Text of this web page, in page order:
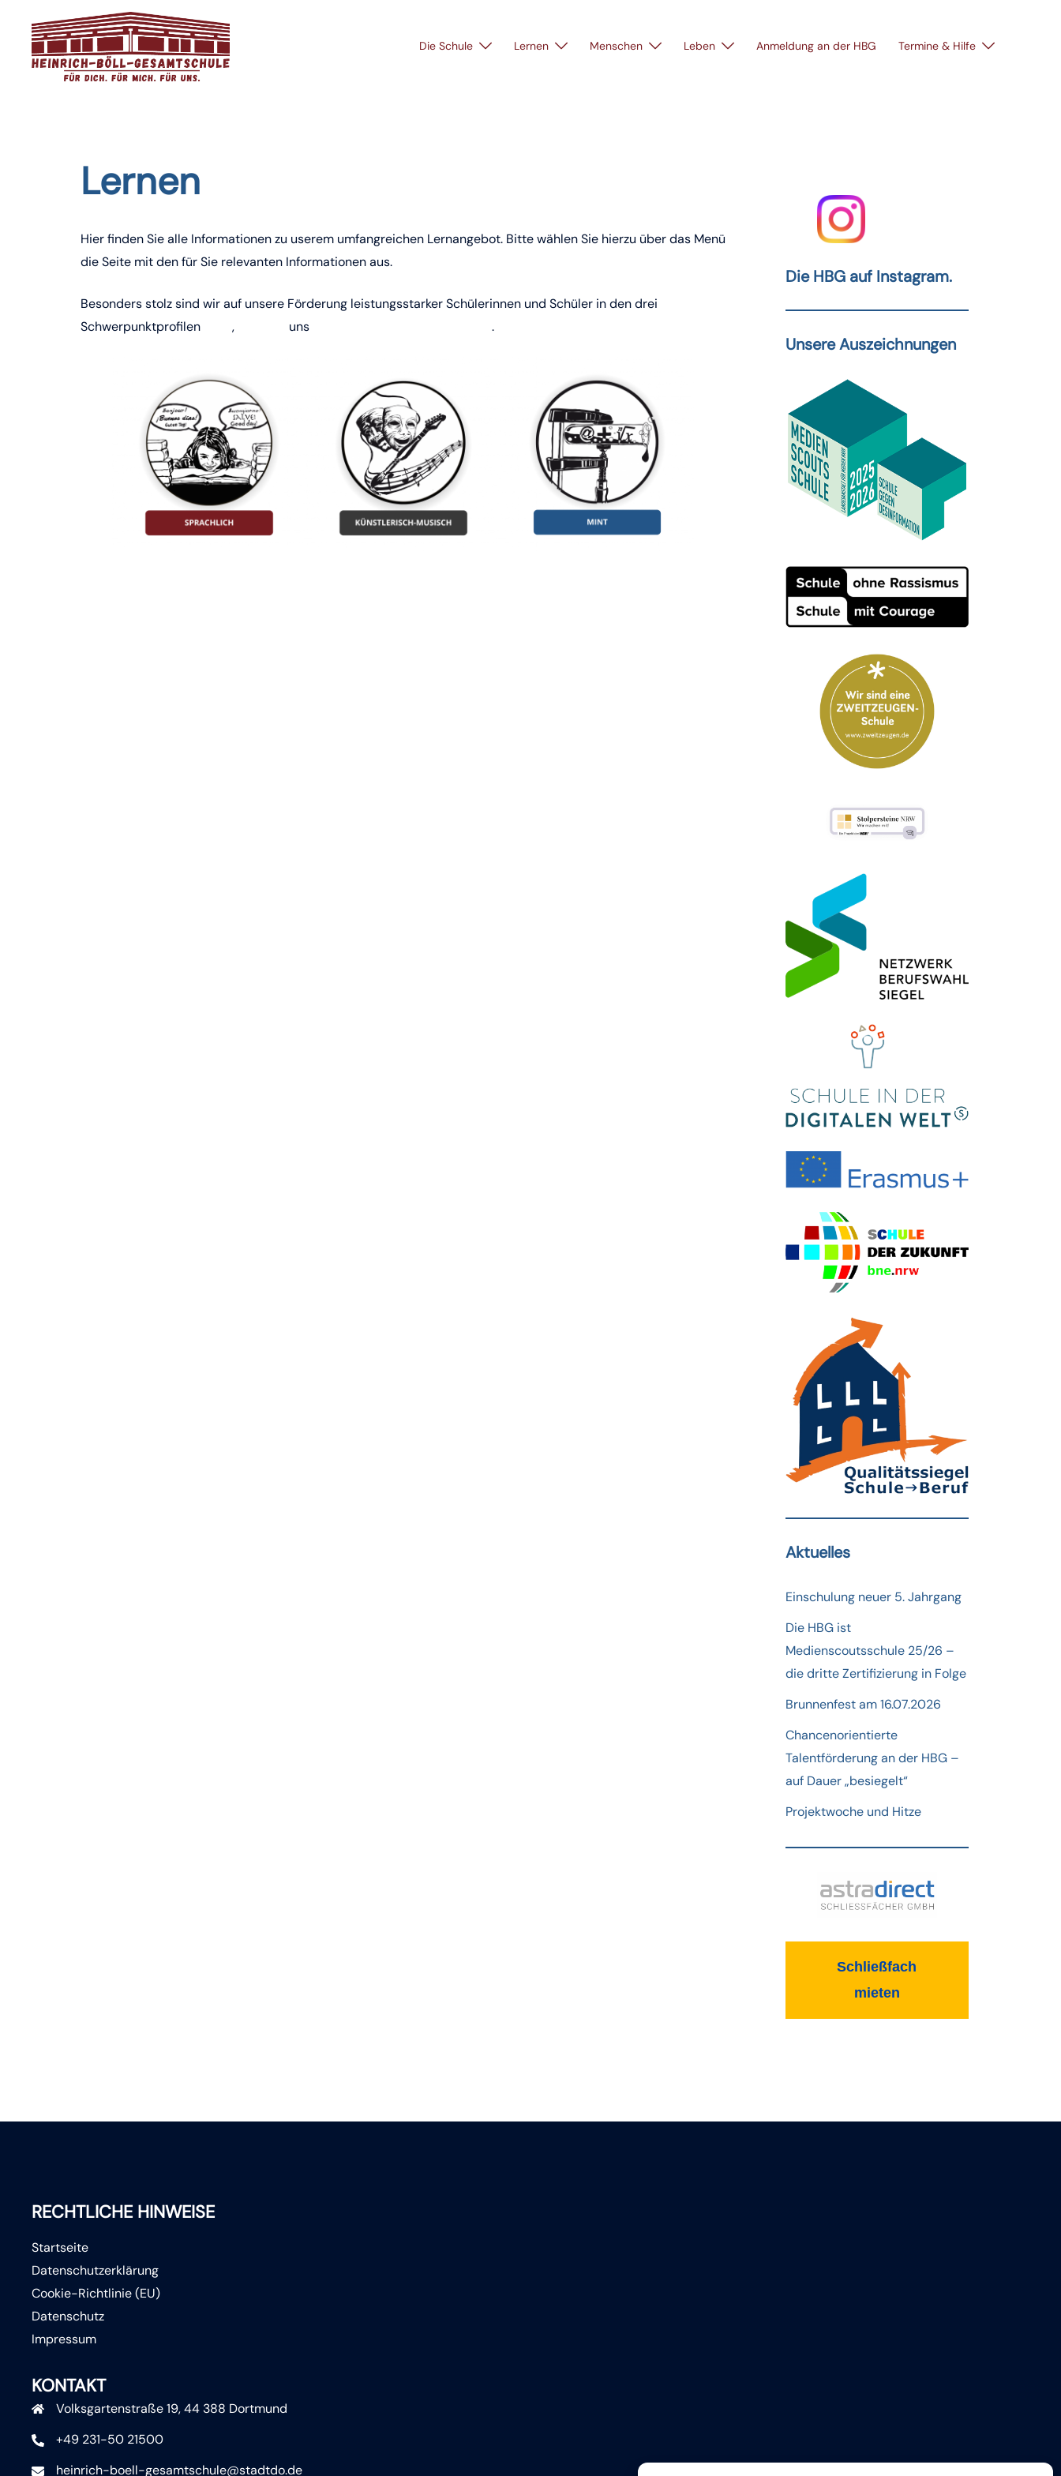
springen
Die Schule Lernen Menschen Leben Anmeldung an der HBG Termine & Hilfe
Lernen
Hier finden Sie alle Informationen zu userem umfangreichen Lernangebot. Bitte wählen Sie hierzu über das Menü
die Seite mit den für Sie relevanten Informationen aus.
Besonders stolz sind wir auf unsere Förderung leistungsstarker Schülerinnen und Schüler in den drei
Schwerpunktprofilen
, uns .
Die HBG auf Instagram.
Unsere Auszeichnungen
Aktuelles
Einschulung neuer 5. Jahrgang
Die HBG ist
Medienscoutsschule 25/26 –
die dritte Zertifizierung in Folge
Brunnenfest am 16.07.2026
Chancenorientierte
Talentförderung an der HBG –
auf Dauer „besiegelt“
Projektwoche und Hitze
Schließfach
mieten
RECHTLICHE HINWEISE
Startseite
Datenschutzerklärung
Cookie-Richtlinie (EU)
Datenschutz
Impressum
KONTAKT
Volksgartenstraße 19, 44 388 Dortmund
+49 231-50 21500
heinrich-boell-gesamtschule@stadtdo.de